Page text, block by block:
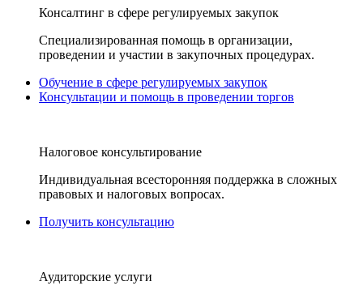
Консалтинг в сфере регулируемых закупок
Специализированная помощь в организации,
проведении и участии в закупочных процедурах.
Обучение в сфере регулируемых закупок
Консультации и помощь в проведении торгов
Налоговое консультирование
Индивидуальная всесторонняя поддержка в сложных
правовых и налоговых вопросах.
Получить консультацию
Аудиторские услуги